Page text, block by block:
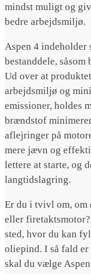
mindst muligt og
bedre arbejdsmiljø.
Aspen 4 indeholder
bestanddele, såsom
Ud over at
arbejdsmiljø og
emissioner, holdes
brændstof
aflejringer på
mere jævn og
lettere at starte, og
langtidslagring.
Er du i tvivl om, om
eller
sted, hvor du kan
oliepind. I så fald er
skal du vælge